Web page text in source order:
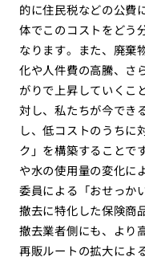
的に住民税などの公費
体でこのコストをどう
なります。また、廃棄
化や人件費の高騰、さ
がりで上昇していくこ
対し、私たちが今でき
し、低コストのうちに
ク」を構築することで
や水の使用量の変化に
委員による「おせっか
撤去に特化した保険商
撤去業者側にも、より
再販ルートの拡大によ